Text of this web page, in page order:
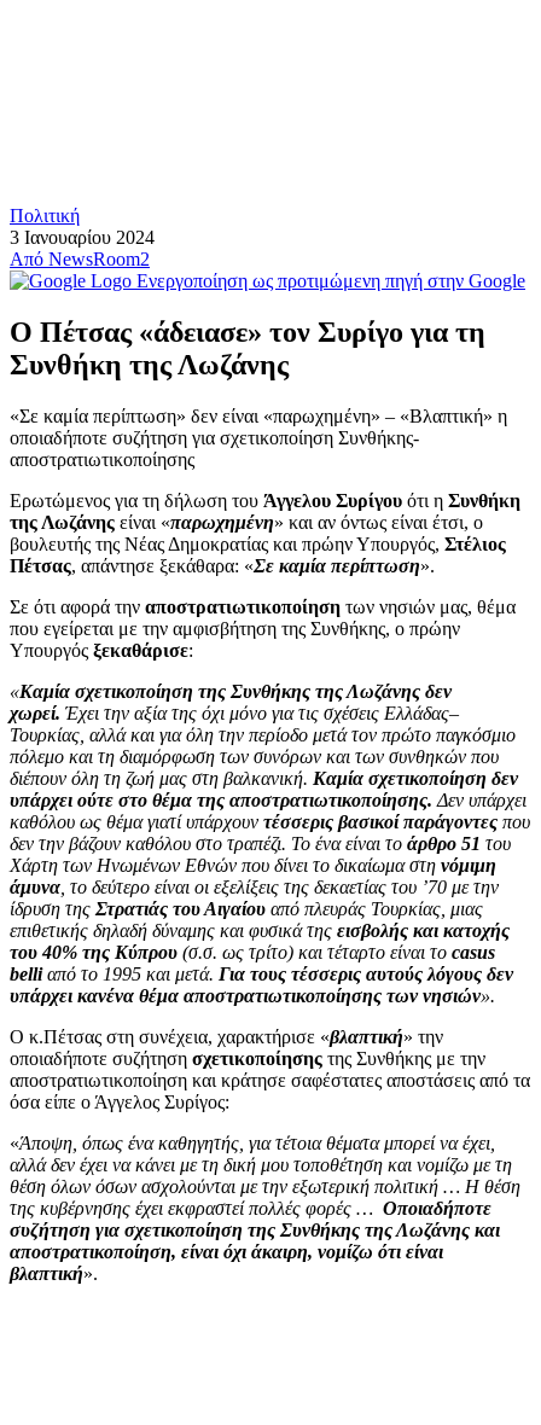
Πολιτική
3 Ιανουαρίου 2024
Από NewsRoom2
Ενεργοποίηση ως προτιμώμενη πηγή στην Google
Ο Πέτσας «άδειασε» τον Συρίγο για τη
Συνθήκη της Λωζάνης
«Σε καμία περίπτωση» δεν είναι «παρωχημένη» – «Βλαπτική» η
οποιαδήποτε συζήτηση για σχετικοποίηση Συνθήκης-
αποστρατιωτικοποίησης
Ερωτώμενος για τη δήλωση του Άγγελου Συρίγου ότι η Συνθήκη
της Λωζάνης είναι «παρωχημένη» και αν όντως είναι έτσι, ο
βουλευτής της Νέας Δημοκρατίας και πρώην Υπουργός, Στέλιος
Πέτσας, απάντησε ξεκάθαρα: «Σε καμία περίπτωση».
Σε ότι αφορά την αποστρατιωτικοποίηση των νησιών μας, θέμα
που εγείρεται με την αμφισβήτηση της Συνθήκης, ο πρώην
Υπουργός ξεκαθάρισε:
«Καμία σχετικοποίηση της Συνθήκης της Λωζάνης δεν
χωρεί. Έχει την αξία της όχι μόνο για τις σχέσεις Ελλάδας–
Τουρκίας, αλλά και για όλη την περίοδο μετά τον πρώτο παγκόσμιο
πόλεμο και τη διαμόρφωση των συνόρων και των συνθηκών που
διέπουν όλη τη ζωή μας στη βαλκανική. Καμία σχετικοποίηση δεν
υπάρχει ούτε στο θέμα της αποστρατιωτικοποίησης. Δεν υπάρχει
καθόλου ως θέμα γιατί υπάρχουν τέσσερις βασικοί παράγοντες που
δεν την βάζουν καθόλου στο τραπέζι. Το ένα είναι το άρθρο 51 του
Χάρτη των Ηνωμένων Εθνών που δίνει το δικαίωμα στη νόμιμη
άμυνα , το δεύτερο είναι οι εξελίξεις της δεκαετίας του ’70 με την
ίδρυση της Στρατιάς του Αιγαίου από πλευράς Τουρκίας, μιας
επιθετικής δηλαδή δύναμης και φυσικά της εισβολής και κατοχής
του 40% της Κύπρου (σ.σ. ως τρίτο) και τέταρτο είναι το casus
belliαπό το 1995 και μετά. Για τους τέσσερις αυτούς λόγους δεν
υπάρχει κανένα θέμα αποστρατιωτικοποίησης των νησιών».
Ο κ.Πέτσας στη συνέχεια, χαρακτήρισε «βλαπτική» την
οποιαδήποτε συζήτηση σχετικοποίησης της Συνθήκης με την
αποστρατιωτικοποίηση και κράτησε σαφέστατες αποστάσεις από τα
όσα είπε ο Άγγελος Συρίγος:
«Άποψη, όπως ένα καθηγητής, για τέτοια θέματα μπορεί να έχει,
αλλά δεν έχει να κάνει με τη δική μου τοποθέτηση και νομίζω με τη
θέση όλων όσων ασχολούνται με την εξωτερική πολιτική … Η θέση
της κυβέρνησης έχει εκφραστεί πολλές φορές … Οποιαδήποτε
συζήτηση για σχετικοποίηση της Συνθήκης της Λωζάνης και
αποστρατικοποίηση, είναι όχι άκαιρη, νομίζω ότι είναι
βλαπτική».